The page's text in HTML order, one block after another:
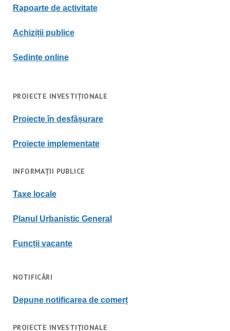
Rapoarte de activitate
Achiziții publice
Ședințe online
PROIECTE INVESTIȚIONALE
Proiecte în desfășurare
Proiecte implementate
INFORMAȚII PUBLICE
Taxe locale
Planul Urbanistic General
Funcții vacante
NOTIFICĂRI
Depune notificarea de comerț
PROIECTE INVESTIȚIONALE